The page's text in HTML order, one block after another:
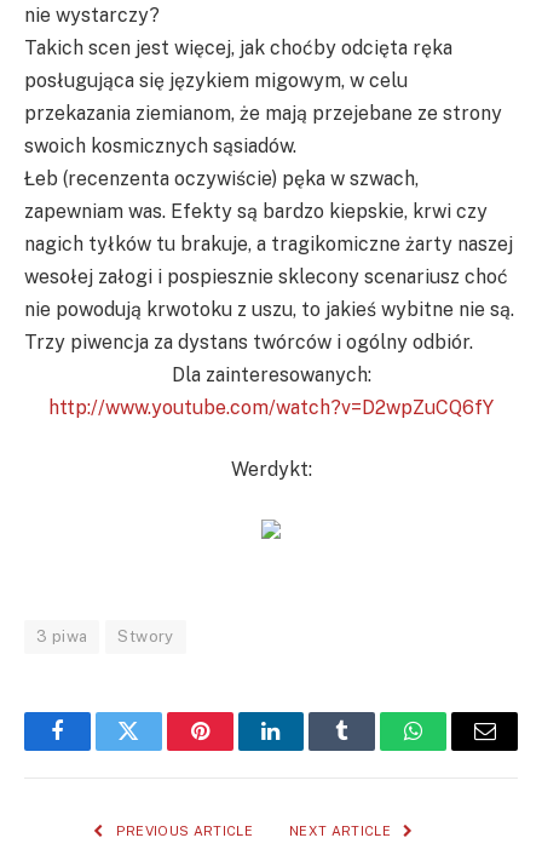
nie wystarczy?
Takich scen jest więcej, jak choćby odcięta ręka
posługująca się językiem migowym, w celu
przekazania ziemianom, że mają przejebane ze strony
swoich kosmicznych sąsiadów.
Łeb (recenzenta oczywiście) pęka w szwach,
zapewniam was. Efekty są bardzo kiepskie, krwi czy
nagich tyłków tu brakuje, a tragikomiczne żarty naszej
wesołej załogi i pospiesznie sklecony scenariusz choć
nie powodują krwotoku z uszu, to jakieś wybitne nie są.
Trzy piwencja za dystans twórców i ogólny odbiór.
Dla zainteresowanych:
http://www.youtube.com/watch?v=D2wpZuCQ6fY
Werdykt:
3 piwa Stwory
FacebookTwitter PinterestLinkedInTumblr WhatsAppEmail
PREVIOUS ARTICLE NEXT ARTICLE